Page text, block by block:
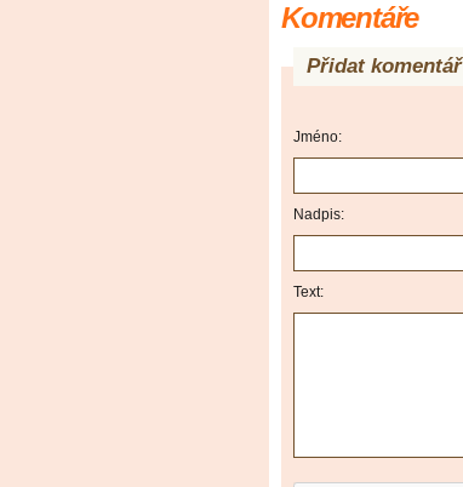
Komentáře
Přidat komentář
Jméno:
Nadpis:
Text: